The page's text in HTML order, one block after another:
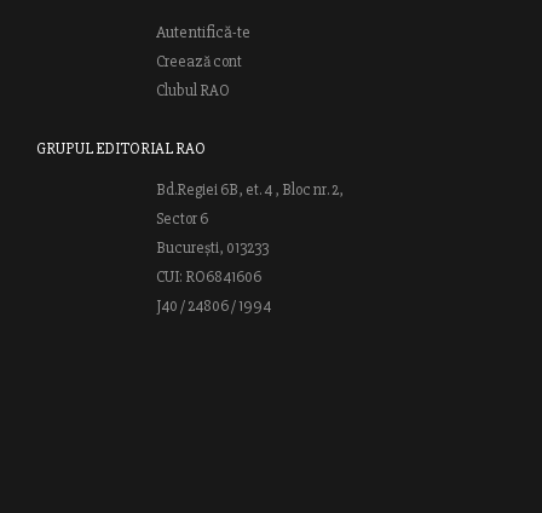
Autentifică-te
Creează cont
Clubul RAO
GRUPUL EDITORIAL RAO
Bd.Regiei 6B, et. 4 , Bloc nr. 2,
Sector 6
București, 013233
CUI: RO6841606
J40 / 24806 / 1994